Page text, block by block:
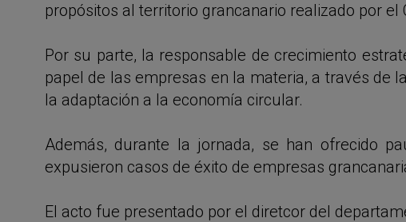
propósitos al territorio grancanario realizado por
Por su parte, la responsable de crecimiento
papel de las empresas en la materia, a través de
la adaptación a la economía circular.
Además, durante la jornada, se han ofrecido
expusieron casos de éxito de empresas
El acto fue presentado por el diretcor del